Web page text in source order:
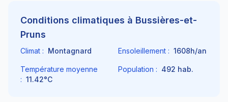
Conditions climatiques à Bussières-et-
Pruns
Climat : Montagnard Ensoleillement : 1608h/an
Température moyenne
: 11.42°C
Population : 492 hab.